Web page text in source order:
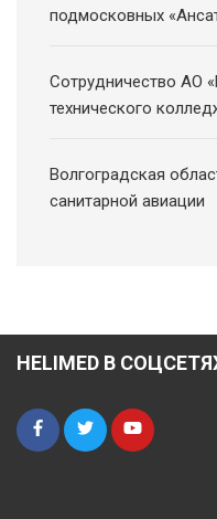
подмосковных
Сотрудничество АО
технического
Волгоградская
санитарной авиации
HELIMED В